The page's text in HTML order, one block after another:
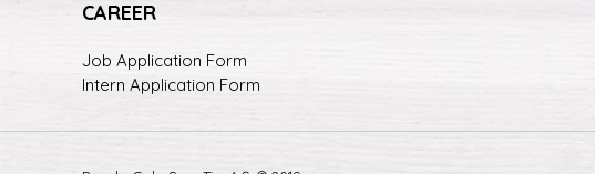
CAREER
Job Application Form
Intern Application Form